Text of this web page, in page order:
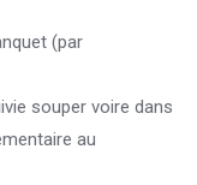
(par
souper voire dans
au